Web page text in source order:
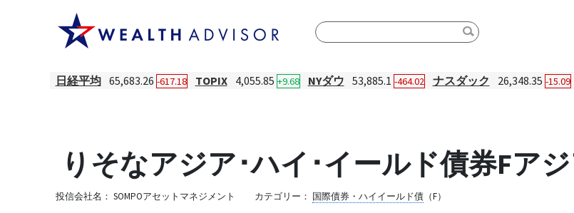
日経平均 65,683.26 -617.18 TOPIX 4,055.85 +9.68 NYダウ 53,885.1 -464.02 ナスダック 26,348.35 -15.09
りそなアジア･ハイ･イールド債券Fア
投信会社名： SOMPOアセットマネジメント カテゴリー： 国際債券・ハイイールド債（F）